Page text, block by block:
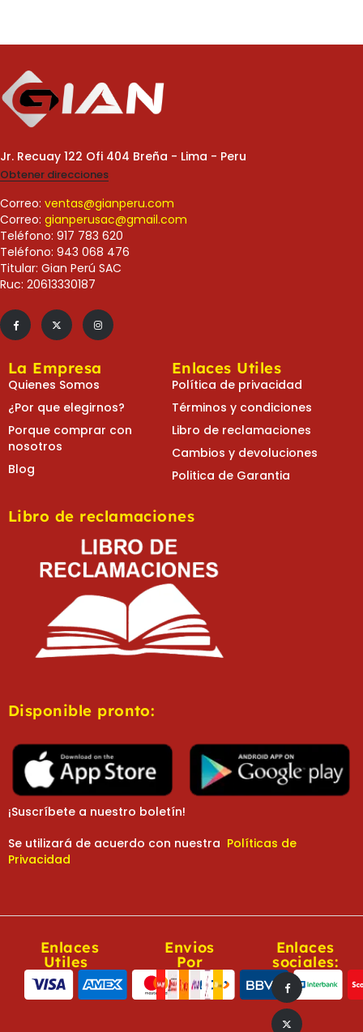
Jr. Recuay 122 Ofi 404 Breña - Lima - Peru
Obtener direcciones
Correo: ventas@gianperu.com
Correo: gianperusac@gmail.com
Teléfono: 917 783 620
Teléfono: 943 068 476
Titular: Gian Perú SAC
Ruc: 20613330187
La Empresa
Quienes Somos
¿Por que elegirnos?
Porque comprar con
nosotros
Blog
Enlaces Utiles
Política de privacidad
Términos y condiciones
Libro de reclamaciones
Cambios y devoluciones
Politica de Garantia
Libro de reclamaciones
Disponible pronto:
¡Suscríbete a nuestro boletín!
Se utilizará de acuerdo con nuestra Políticas de
Privacidad
Enlaces
Utiles
Envios
Por
Enlaces
sociales: